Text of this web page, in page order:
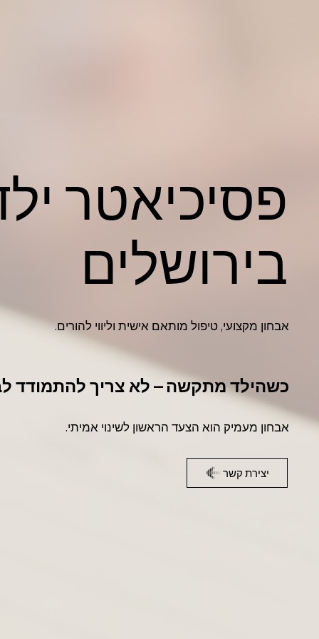
פסיכיאטר
בירושלים
אבחון מקצועי, טיפול מותאם אישית וליווי להורים.
כשהילד מתקשה – לא צריך להתמודד
אבחון מעמיק הוא הצעד הראשון לשינוי אמיתי.
יצירת קשר